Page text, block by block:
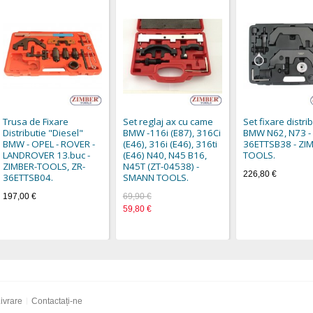
Trusa de Fixare
Distributie "Diesel"
BMW - OPEL - ROVER -
LANDROVER 13.buc -
ZIMBER-TOOLS, ZR-
36ETTSB04.
197,00 €
Set reglaj ax cu came
BMW -116i (E87), 316Ci
(E46), 316i (E46), 316ti
(E46) N40, N45 B16,
N45T (ZT-04538) -
SMANN TOOLS.
69,90 €
59,80 €
Set fixare
BMW N62, N73 -
36ETTSB38 -
TOOLS.
226,80 €
Contactați-ne